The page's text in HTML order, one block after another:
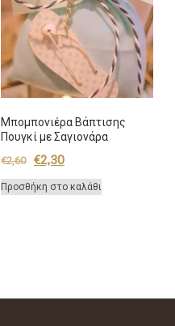
Μπομπονιέρα Βάπτισης
Πουγκί με Σαγιονάρα
€2,60
Original
price
€2,30Η
τρέχουσα
Προσθήκη στο καλάθι